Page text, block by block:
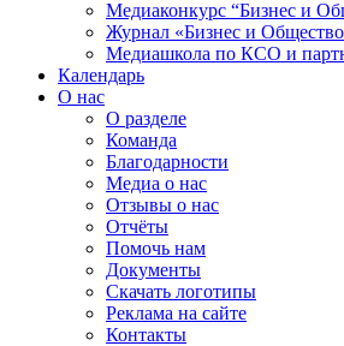
Медиаконкурс “Бизнес и
Журнал «Бизнес и
Медиашкола по КСО и
Календарь
О нас
О разделе
Команда
Благодарности
Медиа о нас
Отзывы о нас
Отчёты
Помочь нам
Документы
Скачать логотипы
Реклама на сайте
Контакты